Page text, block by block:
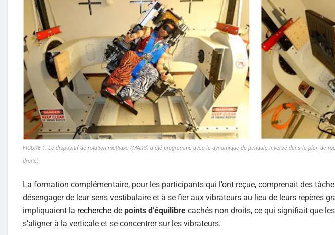
FIGURE 1. Le dispositif de rotation multiaxe (MARS) a été programmé avec la dynamique du pendule inversé dans le plan de
droite).
La formation complémentaire, pour les participants qui l’ont reçue, comprenait des
désengager de leur sens vestibulaire et à se fier aux vibrateurs au lieu de leurs repères
impliquaient la recherche de points d’équilibre cachés non droits, ce qui signifiait que
s’aligner à la verticale et se concentrer sur les vibrateurs.